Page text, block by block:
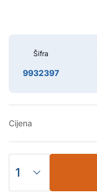
Šifra
9932397
Cijena